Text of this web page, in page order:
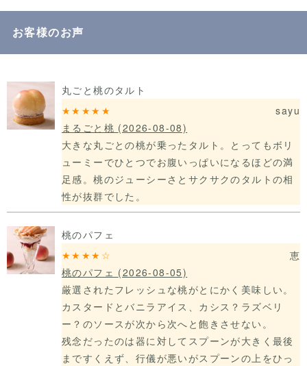
お客様のお声
丸ごと桃のタルト
★★★★★
sayu
まるごと桃 (2026-08-08)
大きな丸ごとの桃が乗ったタルト。とってもボリ
ューミーでひとつでお腹いっぱいになるほどの満
足感。桃のジューシーさとサクサクのタルトの相
性が抜群でした。
桃のパフェ
★★★★☆
恵
桃のパフェ (2026-08-05)
厳選されたフレッシュな桃がとにかく美味しい。
カスタードとバニラアイス、カシス？ラズベリ
ー？のソースが次から次へと飽きさせない。
残念だったのは器に対してスプーンが大きく最後
まですくえず、行儀が悪いがスプーンの上をひっ